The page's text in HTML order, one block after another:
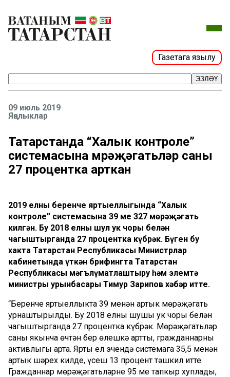
Газетага язылу
ЭЗЛӘҮ
09 июль 2019
Яңалыклар
Татарстанда “Халык контроле”
системасына мөрәҗәгатьләр саны
27 процентка арткан
2019 елның беренче яртыеллыгында “Халык
контроле” системасына 39 мең 327 мөрәҗәгать
килгән. Бу 2018 елның шул ук чоры белән
чагыштырганда 27 процентка күбрәк. Бүген бу
хакта Татарстан Республикасы Министрлар
кабинетында үткән брифингта Татарстан
Республикасы мәгълүматлаштыру һәм элемтә
министры урынбасары Тимур Зарипов хәбәр итте.
“Беренче яртыеллыкта 39 меңнән артык мөрәҗәгать
урнаштырылды. Бу 2018 елның шушы ук чоры белән
чагыштырганда 27 процентка күбрәк. Мөрәҗәгатьләр
саны якынча өчтән бер өлешкә артты, гражданнарның
активлыгы арта. Ярты ел эчендә системага 35,5 меңнән
артык шәрех килде, үсеш 13 процент тәшкил итте.
Гражданнар мөрәҗәгатьләрне 95 мең тапкыр хуплады,